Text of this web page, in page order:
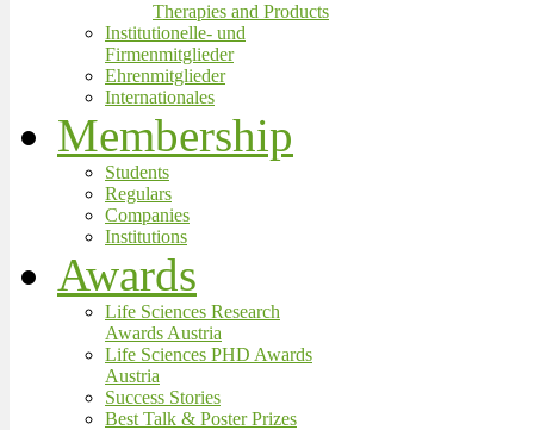
Therapies and Products
Institutionelle- und
Firmenmitglieder
Ehrenmitglieder
Internationales
Membership
Students
Regulars
Companies
Institutions
Awards
Life Sciences Research
Awards Austria
Life Sciences PHD Awards
Austria
Success Stories
Best Talk & Poster Prizes